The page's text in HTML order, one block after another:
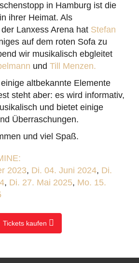
in Hamburg ist die
ihrer Heimat. Als
Lanxess Arena hat Stefan
auf dem roten Sofa zu
wir musikalisch ebgleitet
und Till Menzen.
altbekannte Elemente
steht aber: es wird informativ,
und bietet einige
Überraschungen.
und viel Spaß.
2023, Di. 04. Juni 2024, Di.
, Di. 27. Mai 2025, Mo. 15.
Tickets kaufen